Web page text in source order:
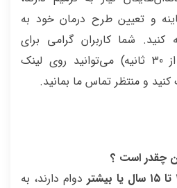
و تعیین طرح درمان خود به
کنید. شما کاربران گرامی برای
لینک
و منتظر تماس ما بمانید.
چقدر است ؟
دوام دارند، به